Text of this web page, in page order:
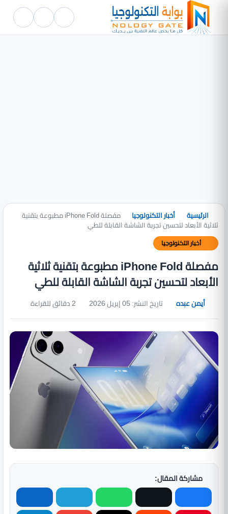
الرئيسية أخبار التكنولوجيا مفصلة iPhone Fold مطبوعة بتقنية
ثلاثية الأبعاد لتحسين تجربة الشاشة القابلة للطي
أخبار التكنولوجيا
مفصلة iPhone Fold مطبوعة بتقنية ثلاثية
الأبعاد لتحسين تجربة الشاشة القابلة للطي
أيمن عبده تاريخ النشر: 05 إبريل 2026
مشاركة المقال: